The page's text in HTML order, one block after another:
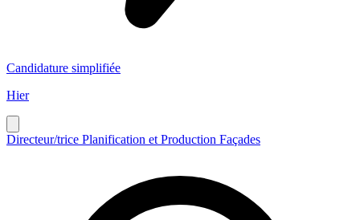
Candidature simplifiée
Hier
Directeur/trice Planification et Production Façades